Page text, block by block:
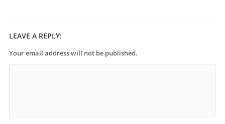
LEAVE A REPLY:
Your email address will not be published.